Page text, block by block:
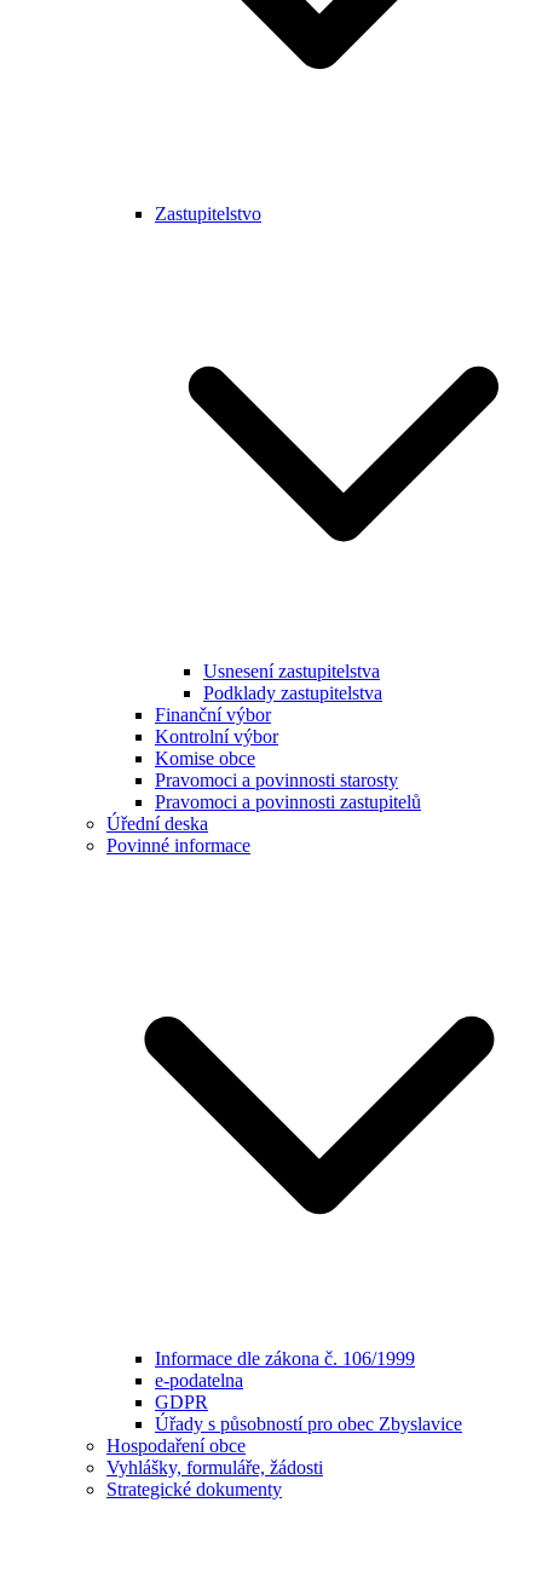
Zastupitelstvo
Usnesení zastupitelstva
Podklady zastupitelstva
Finanční výbor
Kontrolní výbor
Komise obce
Pravomoci a povinnosti starosty
Pravomoci a povinnosti zastupitelů
Úřední deska
Povinné informace
Informace dle zákona č. 106/1999
e-podatelna
GDPR
Úřady s působností pro obec Zbyslavice
Hospodaření obce
Vyhlášky, formuláře, žádosti
Strategické dokumenty